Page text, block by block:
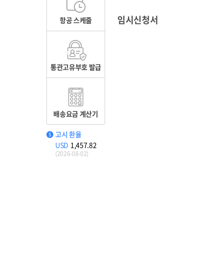
임시신청서
항공 스케줄
통관고유부호 발급
배송요금 계산기
고시 환율
USD 1,457.82
(2026-08-02)